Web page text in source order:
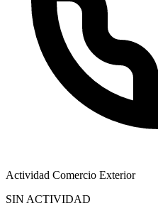
Actividad Comercio Exterior
SIN ACTIVIDAD